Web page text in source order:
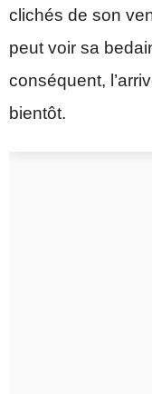
clichés de son
peut voir sa
conséquent,
bientôt.